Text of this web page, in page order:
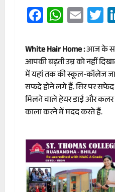
Facebook
White Hair Home :आज के
आपकी बढ़ती उम्र को नहीं
में यहां तक की स्कूल-कॉलेज
सफदे होने लगे हैं. सिर पर सफेद
मिलने वाले हेयर डाई और कलर
काला करने में मदद करते हैं.